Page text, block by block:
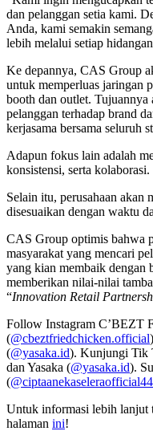
dan pelanggan setia kami.
Anda, kami semakin
lebih melalui setiap
Ke depannya, CAS Group
untuk memperluas jaringan
booth dan outlet. Tujuannya
pelanggan terhadap brand
kerjasama bersama seluruh
Adapun fokus lain adalah
konsistensi, serta kolaborasi.
Selain itu, perusahaan akan
disesuaikan dengan waktu
CAS Group optimis bahwa
masyarakat yang mencari
yang kian membaik dengan
memberikan nilai-nilai
“Innovation Retail
Follow Instagram C’BEZT
(@cbeztfriedchicken.official
(@yasaka.id). Kunjungi Tik
dan Yasaka (@yasaka.id).
(
Untuk informasi lebih
halaman ini!